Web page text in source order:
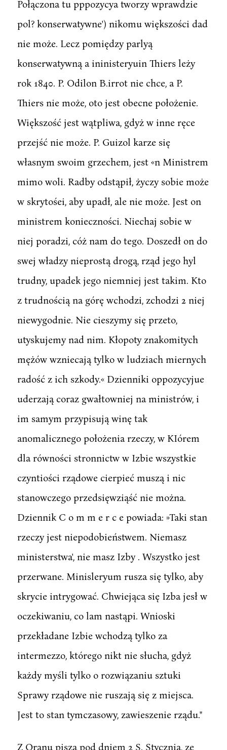
Połączona tu pppozycya tworzy wprawdzie
pol? konserwatywne') nikomu większości dad
nie może. Lecz pomiędzy parlyą
konserwatywną a ininisteryuin Thiers leży
rok 1840. P. Odilon B.irrot nie chce, a P.
Thiers nie może, oto jest obecne położenie.
Większość jest wątpliwa, gdyż w inne ręce
przejść nie może. P. Guizol karze się
własnym swoim grzechem, jest «n Ministrem
mimo woli. Radby odstąpił, życzy sobie może
w skrytośei, aby upadł, ale nie może. Jest on
ministrem konieczności. Niechaj sobie w
niej poradzi, cóż nam do tego. Doszedł on do
swej władzy nieprostą drogą, rząd jego hyl
trudny, upadek jego niemniej jest takim. Kto
z trudnością na górę wchodzi, zchodzi 2 niej
niewygodnie. Nie cieszymy się przeto,
utyskujemy nad nim. Kłopoty znakomitych
mężów wzniecają tylko w ludziach miernych
radość z ich szkody.« Dzienniki oppozycyjue
uderzają coraz gwałtowniej na ministrów, i
im samym przypisują winę tak
anomalicznego położenia rzeczy, w KIórem
dla równości stronnictw w Izbie wszystkie
czyntiości rządowe cierpieć muszą i nic
stanowczego przedsięwziąść nie można.
Dziennik C o m m e r c e powiada: »Taki stan
rzeczy jest niepodobieństwem. Niemasz
ministerstwa', nie masz Izby . Wszystko jest
przerwane. Minisleryum rusza się tylko, aby
skrycie intrygować. Chwiejąca się Izba jesł w
oczekiwaniu, co lam nastąpi. Wnioski
przekładane Izbie wchodzą tylko za
intermezzo, którego nikt nie słucha, gdyż
każdy myśli tylko o rozwiązaniu sztuki
Sprawy rządowe nie ruszają się z miejsca.
Jest to stan tymczasowy, zawieszenie rządu."
Z Oranu piszą pod dniem 2 S. Stycznia, ze